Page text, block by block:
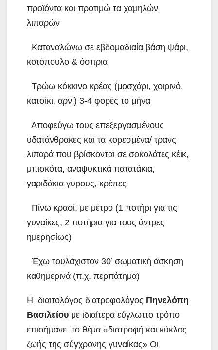
προϊόντα και προτιμώ τα χαμηλών
λιπαρών
 Καταναλώνω σε εβδομαδιαία βάση ψάρι,
κοτόπουλο & όσπρια
 Τρώω κόκκινο κρέας (μοσχάρι, χοιρινό,
κατσίκι, αρνί) 3-4 φορές το μήνα
 Αποφεύγω τους επεξεργασμένους
υδατάνθρακες και τα κορεσμένα/ τρανς
λιπαρά που βρίσκονται σε σοκολάτες κέικ,
μπισκότα, αναψυκτικά πατατάκια,
γαριδάκια γύρους, κρέπες
 Πίνω κρασί, με μέτρο (1 ποτήρι για τις
γυναίκες, 2 ποτήρια για τους άντρες
ημερησίως)
 Έχω τουλάχιστον 30’ σωματική άσκηση
καθημερινά (π.χ. περπάτημα)
Η διαιτολόγος διατροφολόγος Πηνελόπη
Βασιλείου με ιδιαίτερα εύγλωττο τρόπο
επισήμανε το θέμα «διατροφή και κύκλος
ζωής της σύγχρονης γυναίκας» Οι